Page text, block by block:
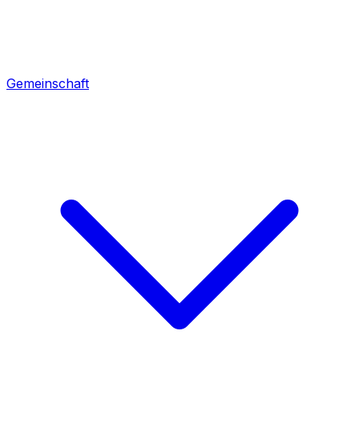
Gemeinschaft